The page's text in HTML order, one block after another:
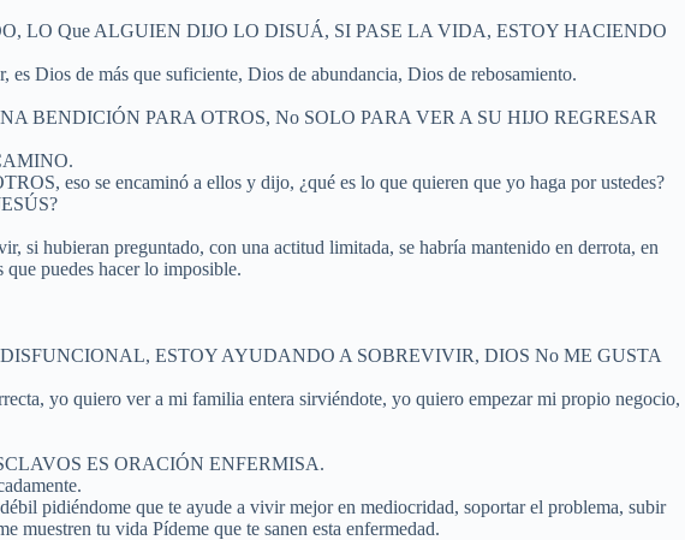
LO Que ALGUIEN DIJO LO DISUÁ, SI PASE LA VIDA, ESTOY HACIENDO
Dios de más que suficiente, Dios de abundancia, Dios de rebosamiento.
BENDICIÓN PARA OTROS, No SOLO PARA VER A SU HIJO REGRESAR
eso se encaminó a ellos y dijo, ¿qué es lo que quieren que yo haga por ustedes?
si hubieran preguntado, con una actitud limitada, se habría mantenido en derrota, en
que puedes hacer lo imposible.
DISFUNCIONAL, ESTOY AYUDANDO A SOBREVIVIR, DIOS No ME GUSTA
yo quiero ver a mi familia entera sirviéndote, yo quiero empezar mi propio negocio,
ES ORACIÓN ENFERMISA.
pidiéndome que te ayude a vivir mejor en mediocridad, soportar el problema, subir
muestren tu vida Pídeme que te sanen esta enfermedad.